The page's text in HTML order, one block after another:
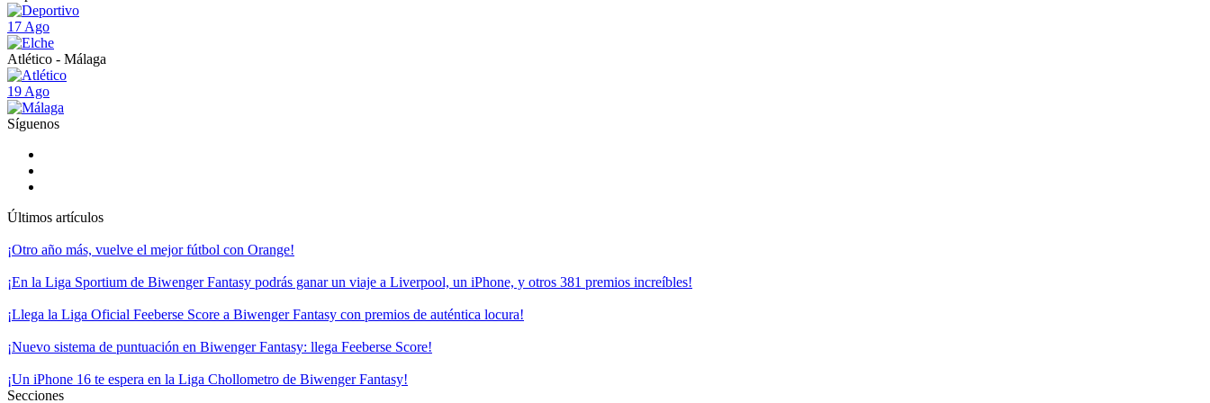
17 Ago
Atlético - Málaga
19 Ago
Síguenos
Últimos artículos
¡Otro año más, vuelve el mejor fútbol con Orange!
¡En la Liga Sportium de Biwenger Fantasy podrás ganar un viaje a Liverpool, un iPhone, y otros 381 premios increíbles!
¡Llega la Liga Oficial Feeberse Score a Biwenger Fantasy con premios de auténtica locura!
¡Nuevo sistema de puntuación en Biwenger Fantasy: llega Feeberse Score!
¡Un iPhone 16 te espera en la Liga Chollometro de Biwenger Fantasy!
Secciones